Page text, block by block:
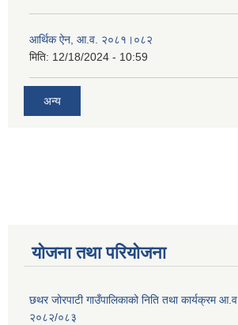
आर्थिक ऐन, आ.व. २०८१।०८२
मिति: 12/18/2024 - 10:59
अन्य
योजना तथा परियोजना
छथर जोरपाटी गाउँपालिकाको निति तथा कार्यक्रम आ.व
२०८२/०८३